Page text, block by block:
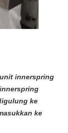
innerspring
ke
ke